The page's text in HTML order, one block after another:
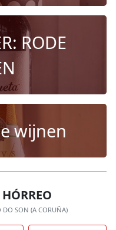
RODE
wijnen
DO SON (A CORUÑA)